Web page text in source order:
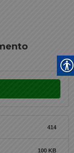
414
100 KB